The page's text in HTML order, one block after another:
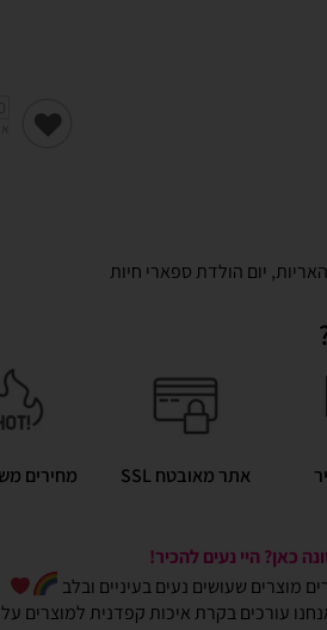
, יום הולדת ספארי חיות
אתר מאובטח SSL מחירים
כאן? היי נעים להכיר!
מוצרים שעושים נעים בעיניים ובלב
עורכים בקרת איכות קפדנית למוצרים